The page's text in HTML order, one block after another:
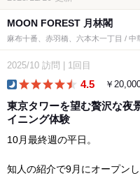
MOON FOREST 月林閣
麻布十番、赤羽橋、六本木一丁目 /
2025/10 訪問 1回目
4.5 ￥
東京タワーを望む贅沢な夜
イニング体験
10月最終週の平日。
知人の紹介で9月にオープン